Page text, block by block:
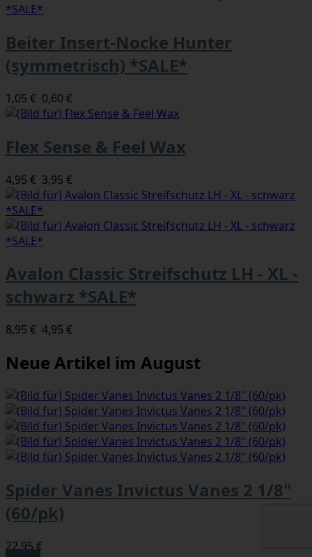
Beiter Insert-Nocke Hunter
(symmetrisch) *SALE*
1,05 € 0,60 €
Flex Sense & Feel Wax
4,95 € 3,95 €
Avalon Classic Streifschutz LH - XL -
schwarz *SALE*
8,95 € 4,95 €
Neue Artikel im August
Spider Vanes Invictus Vanes 2 1/8"
(60/pk)
22,95 €